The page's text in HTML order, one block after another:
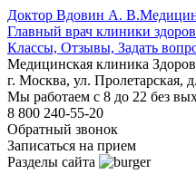
Доктор Вдовин А. В.
Главный врач клиники
Классы, Отзывы, Задать
Медицинская клиника
г. Москва, ул. Пролетарская,
Мы работаем с 8 до 22 без
8 800 240-55-20
Обратный звонок
Записаться на прием
Разделы сайта